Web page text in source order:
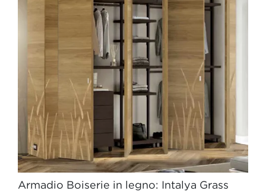
Armadio Boiserie in legno: Intalya Grass